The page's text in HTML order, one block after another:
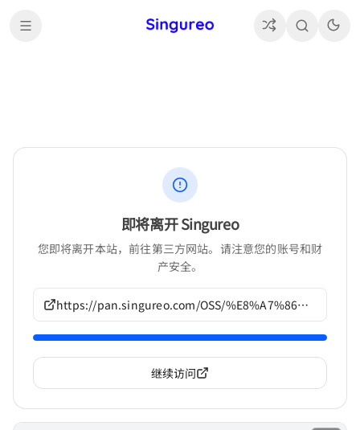
即将离开 Singureo
您即将离开本站，前往第三方网站。请注意您的账号和财
产安全。
https://pan.singureo.com/OSS/%E8%A7%86%E8%A7%89%E5%B0%8F%E8%AF%B4/NITRO%20PLUS%E4%BD%9C%E5%93%81/G308
继续访问